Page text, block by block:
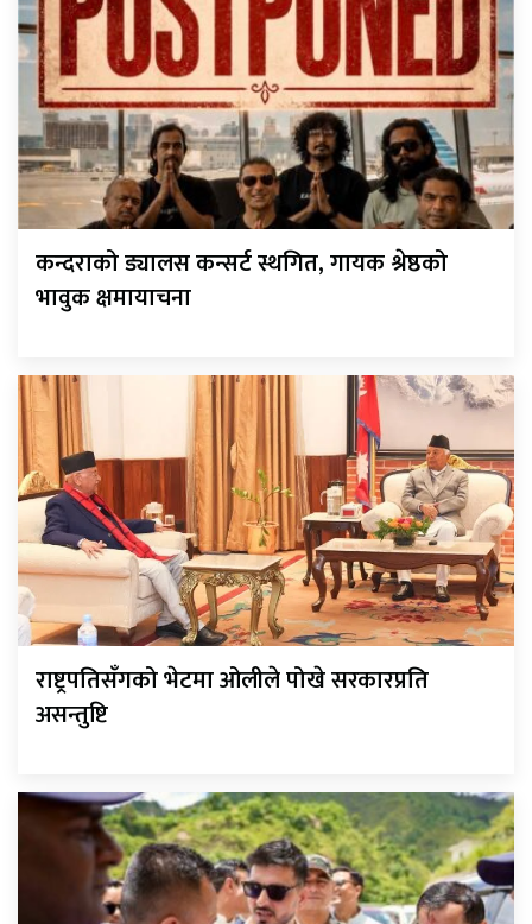
कन्दराको ड्यालस कन्सर्ट स्थगित, गायक श्रेष्ठको
भावुक क्षमायाचना
राष्ट्रपतिसँगको भेटमा ओलीले पोखे सरकारप्रति
असन्तुष्टि